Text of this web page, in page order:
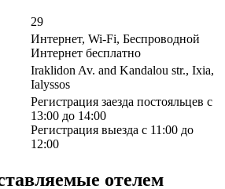
29
Интернет, Wi-Fi, Беспроводной
Интернет бесплатно
Iraklidon Av. and Kandalou str., Ixia,
Ialyssos
Регистрация заезда постояльцев с
13:00 до 14:00
Регистрация выезда с 11:00 до
12:00
отелем